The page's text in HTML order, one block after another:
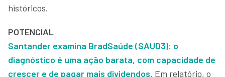
históricos.
POTENCIAL
Santander examina BradSaúde (SAUD3): o
diagnóstico é uma ação barata, com capacidade de
crescer e de pagar mais dividendos. Em relatório, o